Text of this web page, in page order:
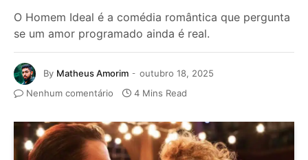
O Homem Ideal é a comédia romântica que pergunta
se um amor programado ainda é real.
By Matheus Amorim
outubro 18, 2025
Nenhum comentário
4 Mins Read